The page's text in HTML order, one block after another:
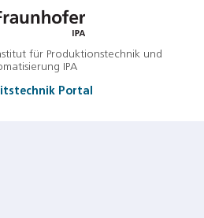
für Produktionstechnik und
IPA
Portal